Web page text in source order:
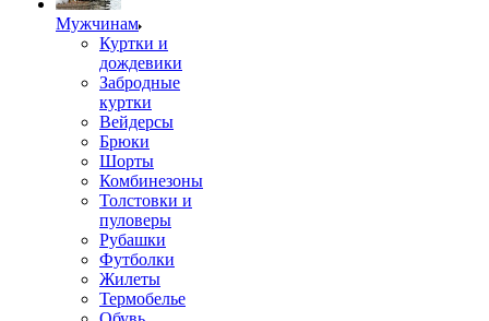
Мужчинам
Куртки и
дождевики
Забродные
куртки
Вейдерсы
Брюки
Шорты
Комбинезоны
Толстовки и
пуловеры
Рубашки
Футболки
Жилеты
Термобелье